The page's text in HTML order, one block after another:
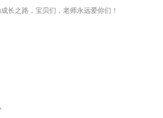
长之路，宝贝们，老师永远爱你们！